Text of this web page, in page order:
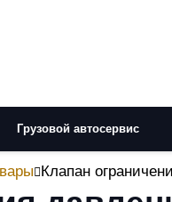
Грузовой автосервис
Клапан